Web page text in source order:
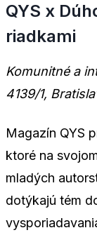
QYS x
riadkami
Komunitné a
4139/1,
Magazín QYS
ktoré na
mladých
dotýkajú tém